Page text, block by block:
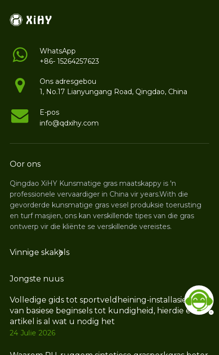
WhatsApp
+86- 15264257623
Ons adresgebou
1, No.17 Lianyungang Road, Qingdao, China
E-pos
info@qdxihy.com
Oor ons
Qingdao XiHY Kunsmatige gras maatskappy is 'n
professionele vervaardiger in China vir years.With die
gevorderde kunsmatige gras vesel produksie toerusting
en turf masjien, ons kan verskillende tipes van die gras
ontwerp vir die kliënte se verskillende vereistes.
Vinnige skakels
Jongste nuus
Volledige gids tot sportveldheining-installasiestyle:
van basiese beginsels tot kundigheid, hierdie een
artikel is al wat u nodig het
24 Julie 2026